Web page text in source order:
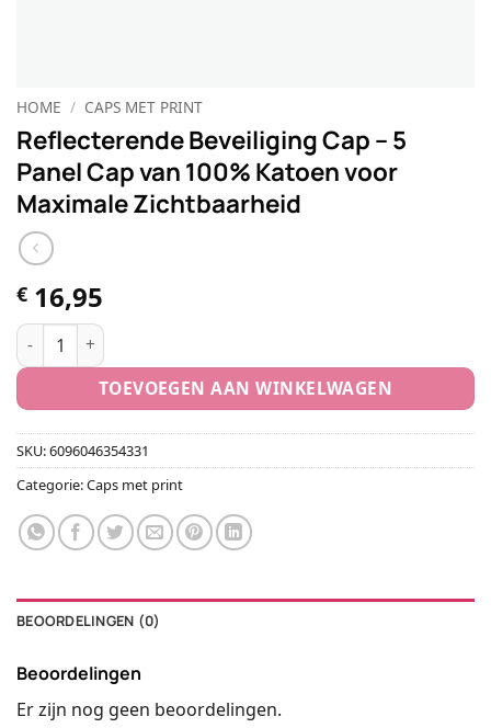
HOME / CAPS MET PRINT
Reflecterende Beveiliging Cap – 5
Panel Cap van 100% Katoen voor
Maximale Zichtbaarheid
€ 16,95
Reflecterende Beveiliging Cap - 5 Panel Cap van 100%
TOEVOEGEN AAN WINKELWAGEN
SKU:6096046354331
Categorie:Caps met print
BEOORDELINGEN (0)
Beoordelingen
Er zijn nog geen beoordelingen.